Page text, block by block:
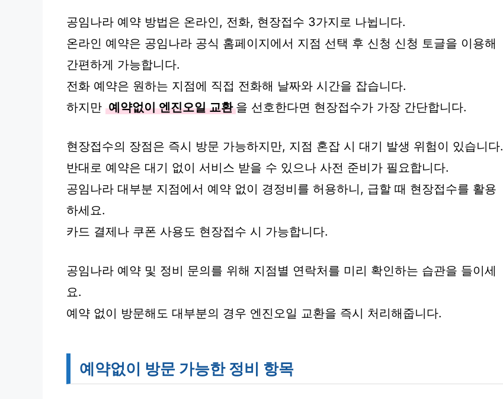
공임나라 예약 방법은 온라인, 전화, 현장접수 3가지로 나뉩니다.
온라인 예약은 공임나라 공식 홈페이지에서 지점 선택 후 신청 신청 토글을 이용해
간편하게 가능합니다.
전화 예약은 원하는 지점에 직접 전화해 날짜와 시간을 잡습니다.
하지만 예약없이 엔진오일 교환 을 선호한다면 현장접수가 가장 간단합니다.
현장접수의 장점은 즉시 방문 가능하지만, 지점 혼잡 시 대기 발생 위험이 있습니다.
반대로 예약은 대기 없이 서비스 받을 수 있으나 사전 준비가 필요합니다.
공임나라 대부분 지점에서 예약 없이 경정비를 허용하니, 급할 때 현장접수를 활용
하세요.
카드 결제나 쿠폰 사용도 현장접수 시 가능합니다.
공임나라 예약 및 정비 문의를 위해 지점별 연락처를 미리 확인하는 습관을 들이세
요.
예약 없이 방문해도 대부분의 경우 엔진오일 교환을 즉시 처리해줍니다.
예약없이 방문 가능한 정비 항목